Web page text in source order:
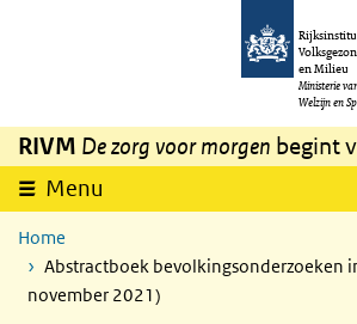
Overslaan en naar de inhoud gaan
en Milieu
Ministerie
Welzijn en
RIVM De zorg voor morgen begint
Menu
Home
Abstractboek bevolkingsonderzoeken
november 2021)